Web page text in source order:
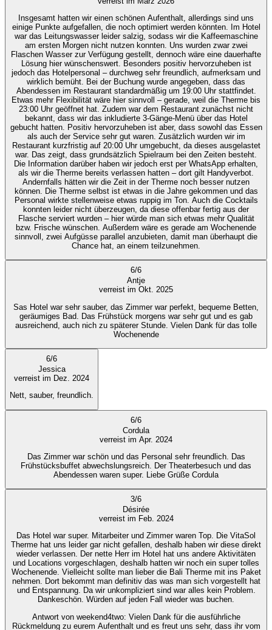
Insgesamt hatten wir einen schönen Aufenthalt, allerdings sind uns
einige Punkte aufgefallen, die noch optimiert werden könnten. Im Hotel
war das Leitungswasser leider salzig, sodass wir die Kaffeemaschine
am ersten Morgen nicht nutzen konnten. Uns wurden zwar zwei
Flaschen Wasser zur Verfügung gestellt, dennoch wäre eine dauerhafte
Lösung hier wünschenswert. Besonders positiv hervorzuheben ist
jedoch das Hotelpersonal – durchweg sehr freundlich, aufmerksam und
wirklich bemüht. Bei der Buchung wurde angegeben, dass das
Abendessen im Restaurant standardmäßig um 19:00 Uhr stattfindet.
Etwas mehr Flexibilität wäre hier sinnvoll – gerade, weil die Therme bis
23:00 Uhr geöffnet hat. Zudem war dem Restaurant zunächst nicht
bekannt, dass wir das inkludierte 3-Gänge-Menü über das Hotel
gebucht hatten. Positiv hervorzuheben ist aber, dass sowohl das Essen
als auch der Service sehr gut waren. Zusätzlich wurden wir im
Restaurant kurzfristig auf 20:00 Uhr umgebucht, da dieses ausgelastet
war. Das zeigt, dass grundsätzlich Spielraum bei den Zeiten besteht.
Die Information darüber haben wir jedoch erst per WhatsApp erhalten,
als wir die Therme bereits verlassen hatten – dort gilt Handyverbot.
Andernfalls hätten wir die Zeit in der Therme noch besser nutzen
können. Die Therme selbst ist etwas in die Jahre gekommen und das
Personal wirkte stellenweise etwas ruppig im Ton. Auch die Cocktails
konnten leider nicht überzeugen, da diese offenbar fertig aus der
Flasche serviert wurden – hier würde man sich etwas mehr Qualität
bzw. Frische wünschen. Außerdem wäre es gerade am Wochenende
sinnvoll, zwei Aufgüsse parallel anzubieten, damit man überhaupt die
Chance hat, an einem teilzunehmen.
6/6
Antje
verreist im Okt. 2025
Sas Hotel war sehr sauber, das Zimmer war perfekt, bequeme Betten,
geräumiges Bad. Das Frühstück morgens war sehr gut und es gab
ausreichend, auch nich zu späterer Stunde. Vielen Dank für das tolle
Wochenende
6/6
Jessica
verreist im Dez. 2024
Nett, sauber, freundlich.
6/6
Cordula
verreist im Apr. 2024
Das Zimmer war schön und das Personal sehr freundlich. Das
Frühstücksbuffet abwechslungsreich. Der Theaterbesuch und das
Abendessen waren super. Liebe Grüße Cordula
3/6
Désirée
verreist im Feb. 2024
Das Hotel war super. Mitarbeiter und Zimmer waren Top. Die VitaSol
Therme hat uns leider gar nicht gefallen, deshalb haben wir diese direkt
wieder verlassen. Der nette Herr im Hotel hat uns andere Aktivitäten
und Locations vorgeschlagen, deshalb hatten wir noch ein super tolles
Wochenende. Vielleicht sollte man lieber die Bali Therme mit ins Paket
nehmen. Dort bekommt man definitiv das was man sich vorgestellt hat
und Entspannung. Da wir unkompliziert sind war alles kein Problem.
Dankeschön. Würden auf jeden Fall wieder was buchen.
Antwort von weekend4two: Vielen Dank für die ausführliche
Rückmeldung zu eurem Aufenthalt und es freut uns sehr, dass ihr vom